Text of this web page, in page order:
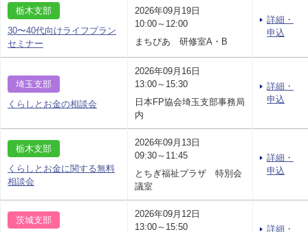
栃木支部
30〜40代向けライフプラン
セミナー
2026年09月19日
10:00～12:00
まちぴあ 研修室A・B
詳細・
申込
埼玉支部
くらしとお金の相談会
2026年09月16日
13:00～15:30
日本FP協会埼玉支部事務局
内
詳細・
申込
栃木支部
くらしとお金に関する無料
相談会
2026年09月13日
09:30～11:45
とちぎ福祉プラザ 特別会
議室
詳細・
申込
茨城支部
2026年09月12日
13:00～15:50
詳細・